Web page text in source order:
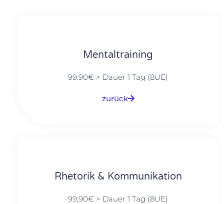
Mentaltraining
99.90€ > Dauer 1 Tag (8UE)
zurück
Rhetorik & Kommunikation
99,90€ > Dauer 1 Tag (8UE)